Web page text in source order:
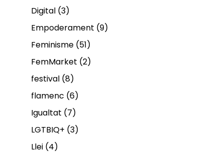
Digital (3)
Empoderament (9)
Feminisme (51)
FemMarket (2)
festival (8)
flamenc (6)
Igualtat (7)
LGTBIQ+ (3)
Llei (4)